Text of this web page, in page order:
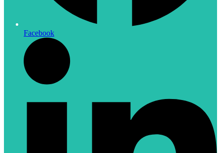
Facebook